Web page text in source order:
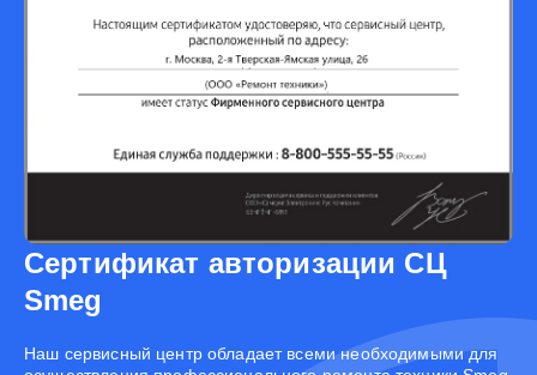
Сертификат авторизации СЦ
Smeg
Наш сервисный центр обладает всеми необходимыми для